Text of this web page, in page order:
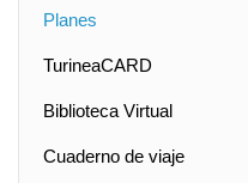
Planes
TurineaCARD
Biblioteca Virtual
Cuaderno de viaje